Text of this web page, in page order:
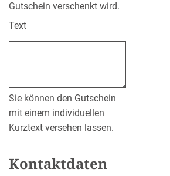
Gutschein verschenkt wird.
Text
Sie können den Gutschein
mit einem individuellen
Kurztext versehen lassen.
Kontaktdaten